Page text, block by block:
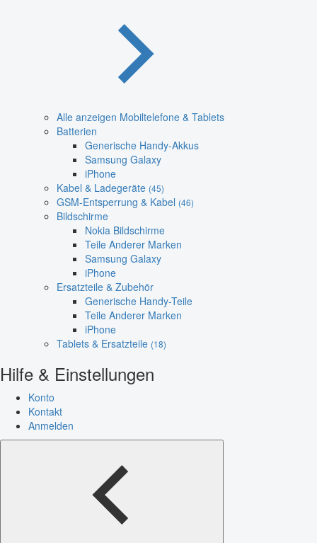
Alle anzeigen Mobiltelefone & Tablets
Batterien
Generische Handy-Akkus
Samsung Galaxy
iPhone
Kabel & Ladegeräte (45)
GSM-Entsperrung & Kabel (46)
Bildschirme
Nokia Bildschirme
Teile Anderer Marken
Samsung Galaxy
iPhone
Ersatzteile & Zubehör
Generische Handy-Teile
Teile Anderer Marken
iPhone
Tablets & Ersatzteile (18)
Hilfe & Einstellungen
Konto
Kontakt
Anmelden